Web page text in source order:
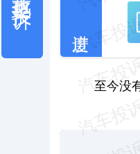
至今没